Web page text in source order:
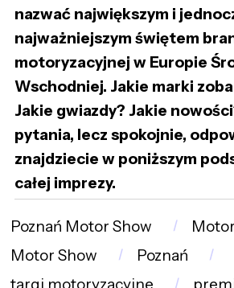
nazwać największym i
najważniejszym świętem
motoryzacyjnej w Europie
Wschodniej. Jakie marki
Jakie gwiazdy? Jakie
pytania, lecz spokojnie,
znajdziecie w poniższym
całej imprezy.
Poznań Motor Show
Motor Show
Poznań